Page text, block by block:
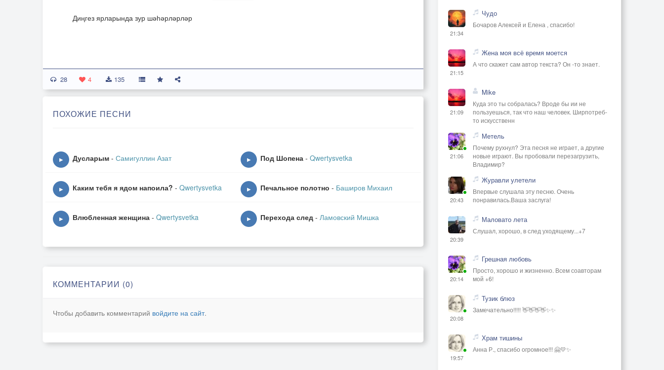
Диңгез ярларында зур шәһәрләрләр
28 4 135
ПОХОЖИЕ ПЕСНИ
▶ Дусларым - Самигуллин Азат ▶ Под Шопена - Qwertysvetka
▶ Каким тебя я ядом напоила? - Qwertysvetka ▶ Печальное полотно - Баширов Михаил
▶ Влюбленная женщина - Qwertysvetka ▶ Перехода след - Ламовский Мишка
КОММЕНТАРИИ (0)
Чтобы добавить комментарий войдите на сайт.
21:34
Чудо
Бочаров Алексей и Елена , спасибо!
21:15
Жена моя всё время моется
А что скажет сам автор текста? Он -то знает.
21:09
Mike
Куда это ты собралась? Вроде бы ии не
пользуешься, так что наш человек. Ширпотреб-
то искусственн
21:06
Метель
Почему рухнул? Эта песня не играет, а другие
новые играют. Вы пробовали перезагрузить,
Владимир?
20:43
Журавли улетели
Впервые слушала эту песню. Очень
понравилась.Ваша заслуга!
20:39
Маловато лета
Слушал, хорошо, в след уходящему...+7
20:14
Грешная любовь
Просто, хорошо и жизненно. Всем соавторам
мой +6!
20:08
Тузик блюз
Замечательно!!!!! 👋👋👋👋✨✨
19:57
Храм тишины
Анна Р., спасибо огромное!!! 🤗💛✨